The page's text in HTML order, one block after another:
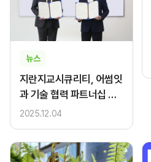
뉴스
지란지교시큐리티, 어썸잇
과 기술 협력 파트너십 체
결
2025.12.04